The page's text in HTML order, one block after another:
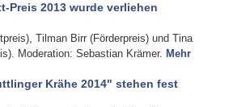
Preis 2013 wurde verliehen
Tilman Birr (Förderpreis) und Tina
Moderation: Sebastian Krämer. Mehr
Krähe 2014" stehen fest